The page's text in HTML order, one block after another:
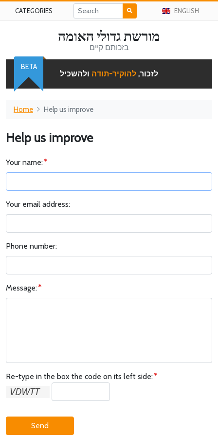
CATEGORIES ENGLISH
מורשת גדולי האומה
בזכותם קיים
לזכור, להוקיר-תודה ולהשכיל
BETA
Home Help us improve
Help us improve
Your name:
Your email address:
Phone number:
Message:
Re-type in the box the code on its left side:
Send